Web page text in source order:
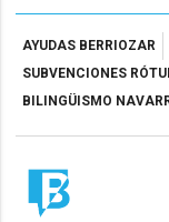
AYUDAS BERRIOZAR
SUBVENCIONES
BILINGÜISMO